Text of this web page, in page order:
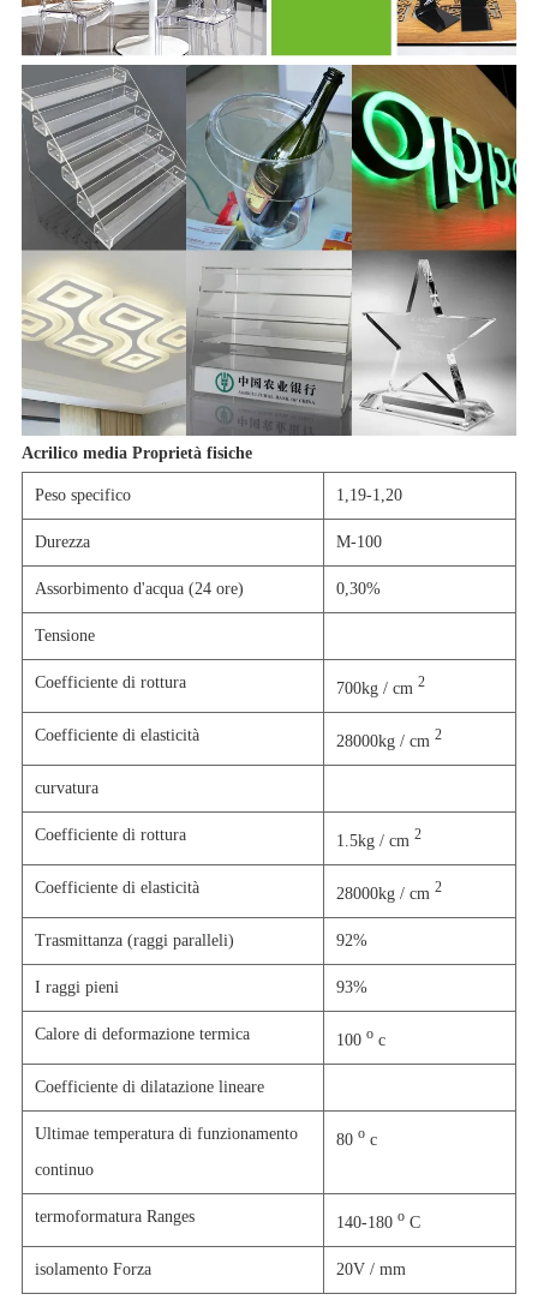
Acrilico media Proprietà fisiche
Peso specifico 1,19-1,20
Durezza M-100
Assorbimento d'acqua (24 ore) 0,30%
Tensione
Coefficiente di rottura 700kg / cm 2
Coefficiente di elasticità 28000kg / cm 2
curvatura
Coefficiente di rottura 1.5kg / cm 2
Coefficiente di elasticità 28000kg / cm 2
Trasmittanza (raggi paralleli) 92%
I raggi pieni 93%
Calore di deformazione termica 100 oc
Coefficiente di dilatazione lineare
Ultimae temperatura di funzionamento
continuo
80 oc
termoformatura Ranges 140-180 oC
isolamento Forza 20V / mm